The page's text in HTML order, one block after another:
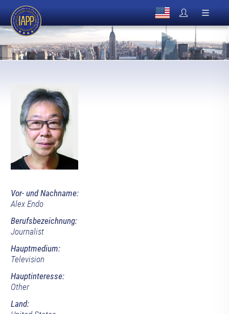
Vor- und Nachname:
Alex Endo
Berufsbezeichnung:
Journalist
Hauptmedium:
Television
Hauptinteresse:
Other
Land: